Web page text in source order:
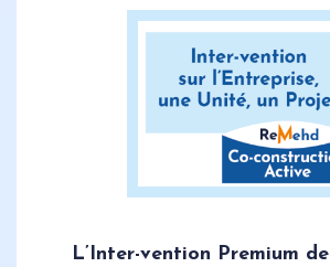
L’Inter-vention Premium de